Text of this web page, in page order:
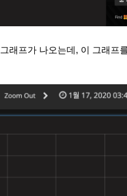
래프가 나오는데, 이 그래프